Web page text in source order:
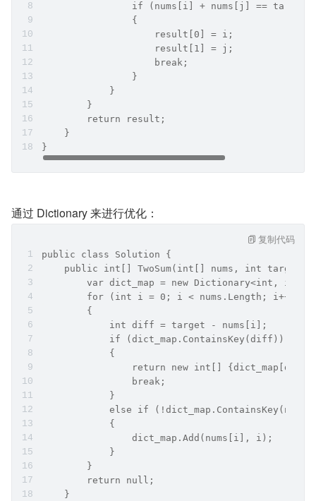
                if (nums[i] + nums[j] == target)
                {
                    result[0] = i;
                    result[1] = j;
                    break;
                }
            }
        }
        return result;
    }
}
通过 Dictionary 来进行优化：
public class Solution {
public int[] TwoSum(int[] nums, int target)
var dict_map = new Dictionary<int,
        for (int i = 0; i < nums.Length; i++)
        {
            int diff = target - nums[i];
            if (dict_map.ContainsKey(diff))
            {
return new int[]
                break;
            }
else if
            {
                dict_map.Add(nums[i], i);
            }
        }
        return null;
    }
复制代码